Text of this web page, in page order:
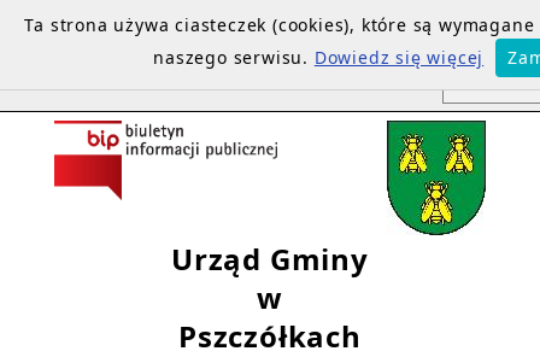
Urząd Gminy
w
Pszczółkach
Ta strona używa ciasteczek (cookies), które są
naszego serwisu. Dowiedz się więcej